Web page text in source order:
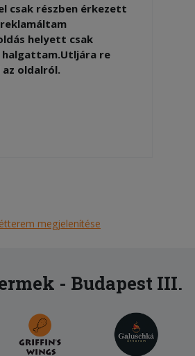
csak részben érkezett
helyett csak
re
oldalról.
megjelenítése
- Budapest III.